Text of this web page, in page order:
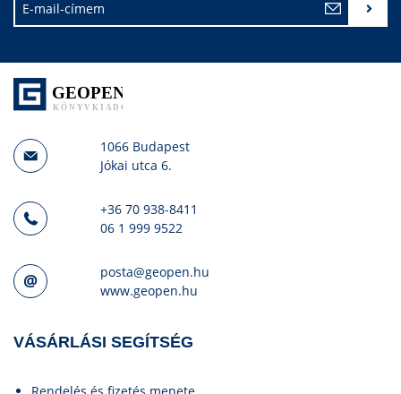
1066 Budapest
Jókai utca 6.
+36 70 938-8411
06 1 999 9522
posta@geopen.hu
www.geopen.hu
VÁSÁRLÁSI SEGÍTSÉG